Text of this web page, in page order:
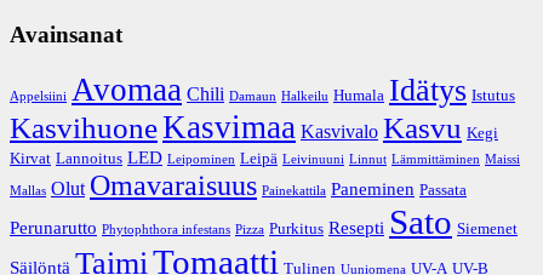
Avainsanat
Appelsiini Avomaa Chili Damaun Halkeilu Humala Idätys Istutus
KasvihuoneKasvimaa Kasvivalo Kasvu Kegi
Kirvat Lannoitus LED Leipominen Leipä Leivinuuni Linnut Lämmittäminen Maissi
Mallas Olut Omavaraisuus Painekattila Paneminen Passata
Perunarutto Phytophthora infestans Pizza Purkitus Resepti Sato Siemenet
Säilöntä TaimiTomaatti Tulinen Uuniomena UV-A UV-B